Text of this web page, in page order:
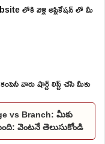
లోకి వెళ్లి అప్లికేషన్ లో మీ
వారు షార్ట్ లిస్ట్ చేసి మీకు
vs Branch: మీకు
వెంటనే తెలుసుకోండి